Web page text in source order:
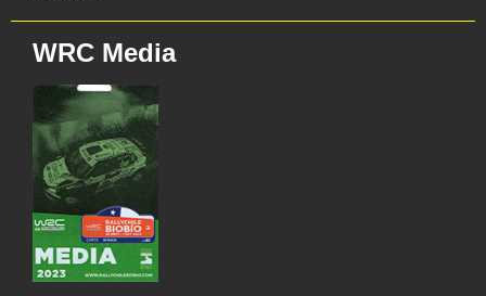
WRC Media